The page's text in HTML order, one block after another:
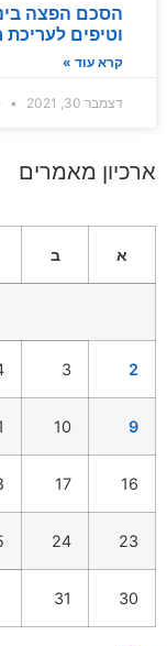
הסכם הפצה
וטיפים לעריכת
קרא עוד »
דצמבר 30, 2021
ארכיון מאמרים
א ב
2
3
9
10
16
17
23
24
30
31